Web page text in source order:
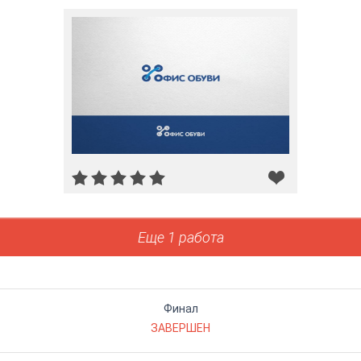
Еще 1 работа
Финал
ЗАВЕРШЕН